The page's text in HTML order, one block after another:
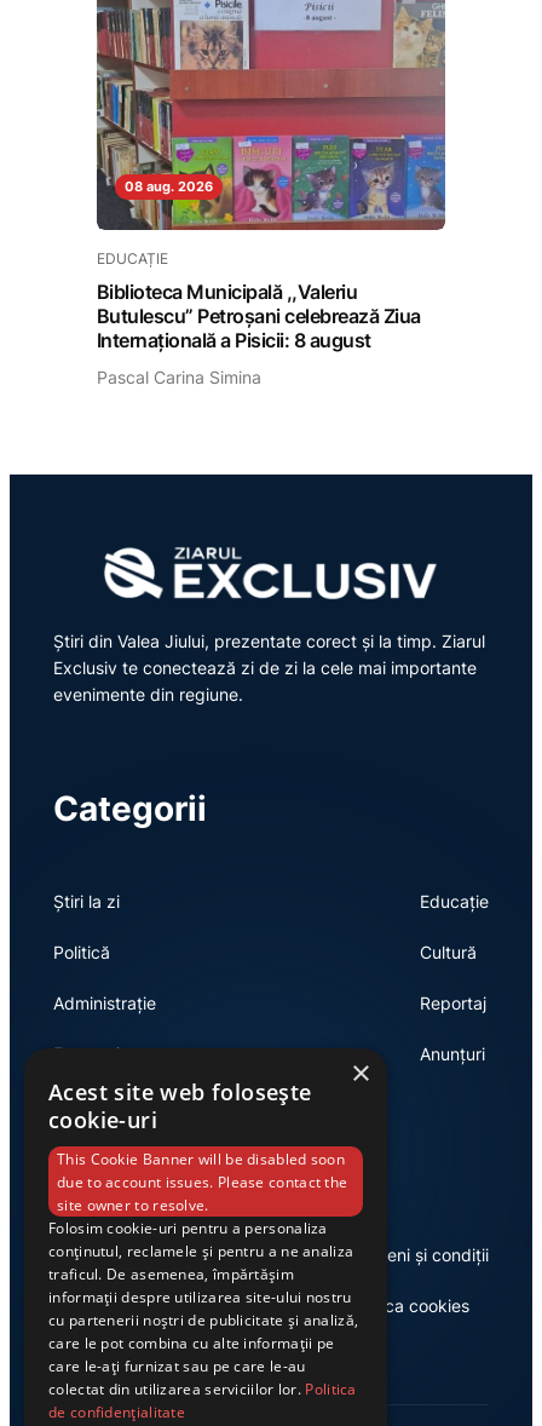
08 aug. 2026
EDUCAȚIE
Biblioteca Municipală ,,Valeriu
Butulescu” Petroșani celebrează Ziua
Internațională a Pisicii: 8 august
Pascal Carina Simina
Știri din Valea Jiului, prezentate corect și la timp. Ziarul
Exclusiv te conectează zi de zi la cele mai importante
evenimente din regiune.
Categorii
Știri la zi
Politică
Administrație
Economie
Educație
Cultură
Reportaj
Anunțuri
Link-uri utile
Despre noi
Casa de editură Exclusiv
Termeni și condiții
Politica cookies
×
Acest site web folosește
cookie-uri
This Cookie Banner will be disabled soon
due to account issues. Please contact the
site owner to resolve.
Folosim cookie-uri pentru a personaliza
conținutul, reclamele și pentru a ne analiza
traficul. De asemenea, împărtășim
informații despre utilizarea site-ului nostru
cu partenerii noștri de publicitate și analiză,
care le pot combina cu alte informații pe
care le-ați furnizat sau pe care le-au
colectat din utilizarea serviciilor lor. Politica
de confidențialitate